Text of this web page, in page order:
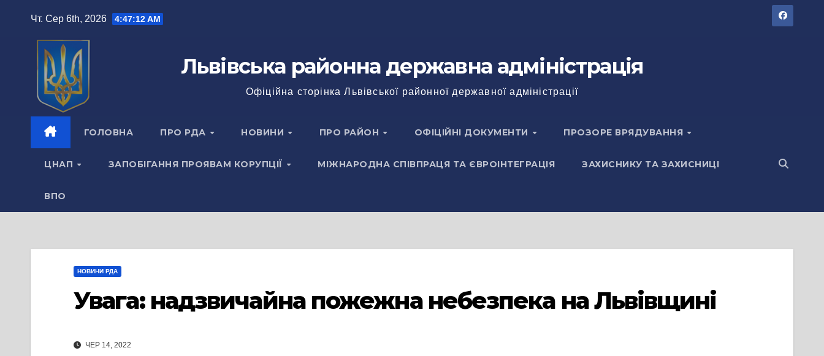
Чт. Сер 6th, 2026 4:47:13 AM
Львівська районна державна адміністрація
Офіційна сторінка Львівської районної державної адміністрації
ГОЛОВНА ПРО РДА НОВИНИ ПРО РАЙОН ОФІЦІЙНІ ДОКУМЕНТИ ПРОЗОРЕ ВРЯДУВАННЯ
ЦНАП ЗАПОБІГАННЯ ПРОЯВАМ КОРУПЦІЇ МІЖНАРОДНА СПІВПРАЦЯ ТА ЄВРОІНТЕГРАЦІЯ ЗАХИСНИКУ ТА ЗАХИСНИЦІ
ВПО
НОВИНИ РДА
Увага: надзвичайна пожежна небезпека на Львівщині
ЧЕР 14, 2022